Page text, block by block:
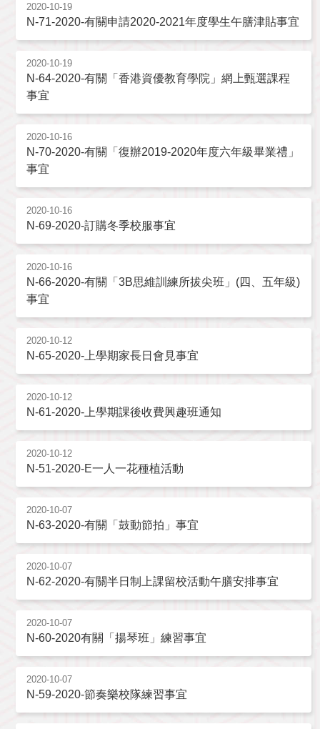
2020-10-19
N-71-2020-有關申請2020-2021年度學生午膳津貼事宜
2020-10-19
N-64-2020-有關「香港資優教育學院」網上甄選課程
事宜
2020-10-16
N-70-2020-有關「復辦2019-2020年度六年級畢業禮」
事宜
2020-10-16
N-69-2020-訂購冬季校服事宜
2020-10-16
N-66-2020-有關「3B思維訓練所拔尖班」(四、五年級)
事宜
2020-10-12
N-65-2020-上學期家長日會見事宜
2020-10-12
N-61-2020-上學期課後收費興趣班通知
2020-10-12
N-51-2020-E一人一花種植活動
2020-10-07
N-63-2020-有關「鼓動節拍」事宜
2020-10-07
N-62-2020-有關半日制上課留校活動午膳安排事宜
2020-10-07
N-60-2020有關「揚琴班」練習事宜
2020-10-07
N-59-2020-節奏樂校隊練習事宜